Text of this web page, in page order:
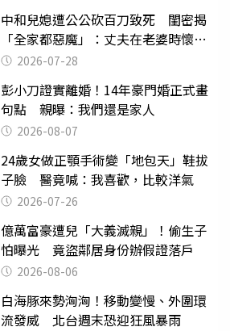
中和兒媳遭公公砍百刀致死 閨密揭
「全家都惡魔」：丈夫在老婆時懷孕
摔東西
2026-07-28
彭小刀證實離婚！14年豪門婚正式畫
句點 親曝：我們還是家人
2026-08-07
24歲女做正顎手術變「地包天」鞋拔
子臉 醫竟喊：我喜歡，比較洋氣
2026-07-26
億萬富豪遭兒「大義滅親」！偷生子
怕曝光 竟盜鄰居身份辦假證落戶
2026-08-06
白海豚來勢洶洶！移動變慢、外圍環
流發威 北台週末恐迎狂風暴雨